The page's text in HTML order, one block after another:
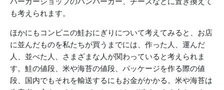
も考えられます。
ほかにもコンビニの鮭おにぎりについて考えてみると、お店
に並んだものを私たちが買うまでには、作った人、運んだ
人、並べた人、さまざまな人が関わっていると考えられま
す。鮭の値段、米や海苔の値段、パッケージを作る際の値
段、国内でもそれを輸送するにもお金がかかる。米や海苔は